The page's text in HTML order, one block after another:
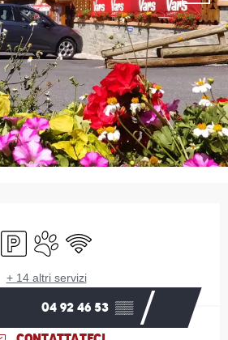
ParcheggioAnimali ammessi
Wi-Fi
+ 14 altri servizi
04 92 46 53 ▒▒